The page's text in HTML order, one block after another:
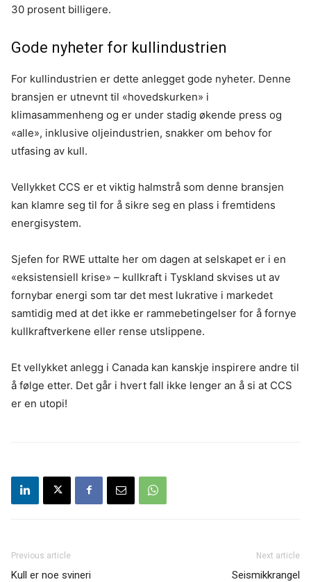
30 prosent billigere.
Gode nyheter for kullindustrien
For kullindustrien er dette anlegget gode nyheter. Denne
bransjen er utnevnt til «hovedskurken» i
klimasammenheng og er under stadig økende press og
«alle», inklusive oljeindustrien, snakker om behov for
utfasing av kull.
Vellykket CCS er et viktig halmstrå som denne bransjen
kan klamre seg til for å sikre seg en plass i fremtidens
energisystem.
Sjefen for RWE uttalte her om dagen at selskapet er i en
«eksistensiell krise» – kullkraft i Tyskland skvises ut av
fornybar energi som tar det mest lukrative i markedet
samtidig med at det ikke er rammebetingelser for å fornye
kullkraftverkene eller rense utslippene.
Et vellykket anlegg i Canada kan kanskje inspirere andre til
å følge etter. Det går i hvert fall ikke lenger an å si at CCS
er en utopi!
Previous article
Kull er noe svineri
Next article
Seismikkrangel